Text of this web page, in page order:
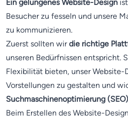
Ein gelungenes Website-Design
Besucher zu fesseln und unsere
zu kommunizieren.
Zuerst sollten wirdie richtige
unseren Bedürfnissen entspricht.
Flexibilität bieten, unser Website-
Vorstellungen zu gestalten und
Suchmaschinenoptimierung (SEO)
Beim Erstellen des Website-